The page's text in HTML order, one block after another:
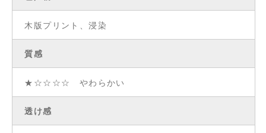
木版プリント、浸染
質感
★☆☆☆☆ やわらかい
透け感